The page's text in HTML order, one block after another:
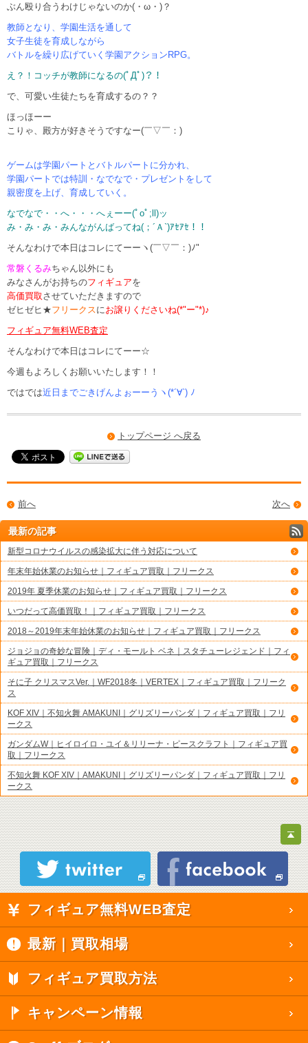
ぶん殴り合うわけじゃないのか(・ω・)？
教師となり、学園生活を通して
女子生徒を育成しながら
バトルを繰り広げていく学園アクションRPG。
え？！コッチが教師になるの(ﾟДﾟ)？！
で、可愛い生徒たちを育成するの？？
ほっほーー
こりゃ、殿方が好きそうですなー(￣▽￣：)
ゲームは学園パートとバトルパートに分かれ、
学園パートでは特訓・なでなで・プレゼントをして
親密度を上げ、育成していく。
なでなで・・へ・・・へぇーー(ﾟoﾟ;ll)ッ
み・み・み・みんながんばってね(；´Ａ`)ｱｾｱｾ！！
そんなわけで本日はコレにてーーヽ(￣▽￣：)ﾉ"
常磐くるみちゃん以外にも
みなさんがお持ちのフィギュアを
高価買取させていただきますので
ゼヒゼヒ★フリークス に お譲りくださいね(*"ー"*)♪
フィギュア無料WEB査定
そんなわけで本日はコレにてーー☆
今週もよろしくお願いいたします！！
ではでは近日までごきげんよぉーーうヽ(*´∀`) ﾉ
トップページ へ戻る
次へ
前へ
最新の記事
新型コロナウイルスの感染拡大に伴う対応について
年末年始休業のお知らせ｜フィギュア買取｜フリークス
2019年 夏季休業のお知らせ｜フィギュア買取｜フリークス
いつだって高価買取！｜フィギュア買取｜フリークス
2018～2019年末年始休業のお知らせ｜フィギュア買取｜フリークス
ジョジョの奇妙な冒険｜ディ・モールト ベネ｜スタチューレジェンド｜フィ
ギュア買取｜フリークス
そに子 クリスマスVer.｜WF2018冬｜VERTEX｜フィギュア買取｜フリーク
ス
KOF XIV｜不知火舞 AMAKUNI｜グリズリーパンダ｜フィギュア買取｜フリ
ークス
ガンダムW｜ヒイロイロ・ユイ＆リリーナ・ピースクラフト｜フィギュア買
取｜フリークス
不知火舞 KOF XIV｜AMAKUNI｜グリズリーパンダ｜フィギュア買取｜フリ
ークス
フィギュア無料WEB査定
最新｜買取相場
フィギュア買取方法
キャンペーン情報